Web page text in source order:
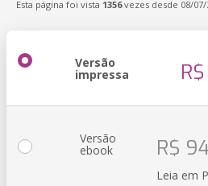
Esta página foi vista 1356vezes desde 08/07/
Versão
impressa
Versão
ebook R$
Leia em